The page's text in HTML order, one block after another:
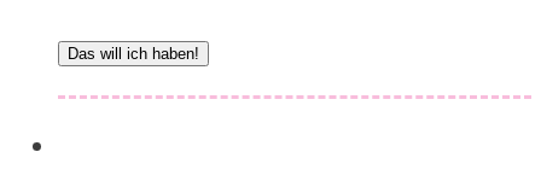
Das will ich haben!